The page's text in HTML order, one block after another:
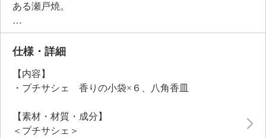
ある瀬戸焼。
職人による手仕事で１つ１つ丁寧に仕上げられた逸品
です。
爽やかな新緑色が空間になじみ、和洋どちらのインテ
表面はガラス釉で色付けされ、上品な質感を演出して
います。
す。
仕様・詳細
【内容】
・プチサシェ 香りの小袋×６、八角香皿
【素材・材質・成分】
＜プチサシェ＞